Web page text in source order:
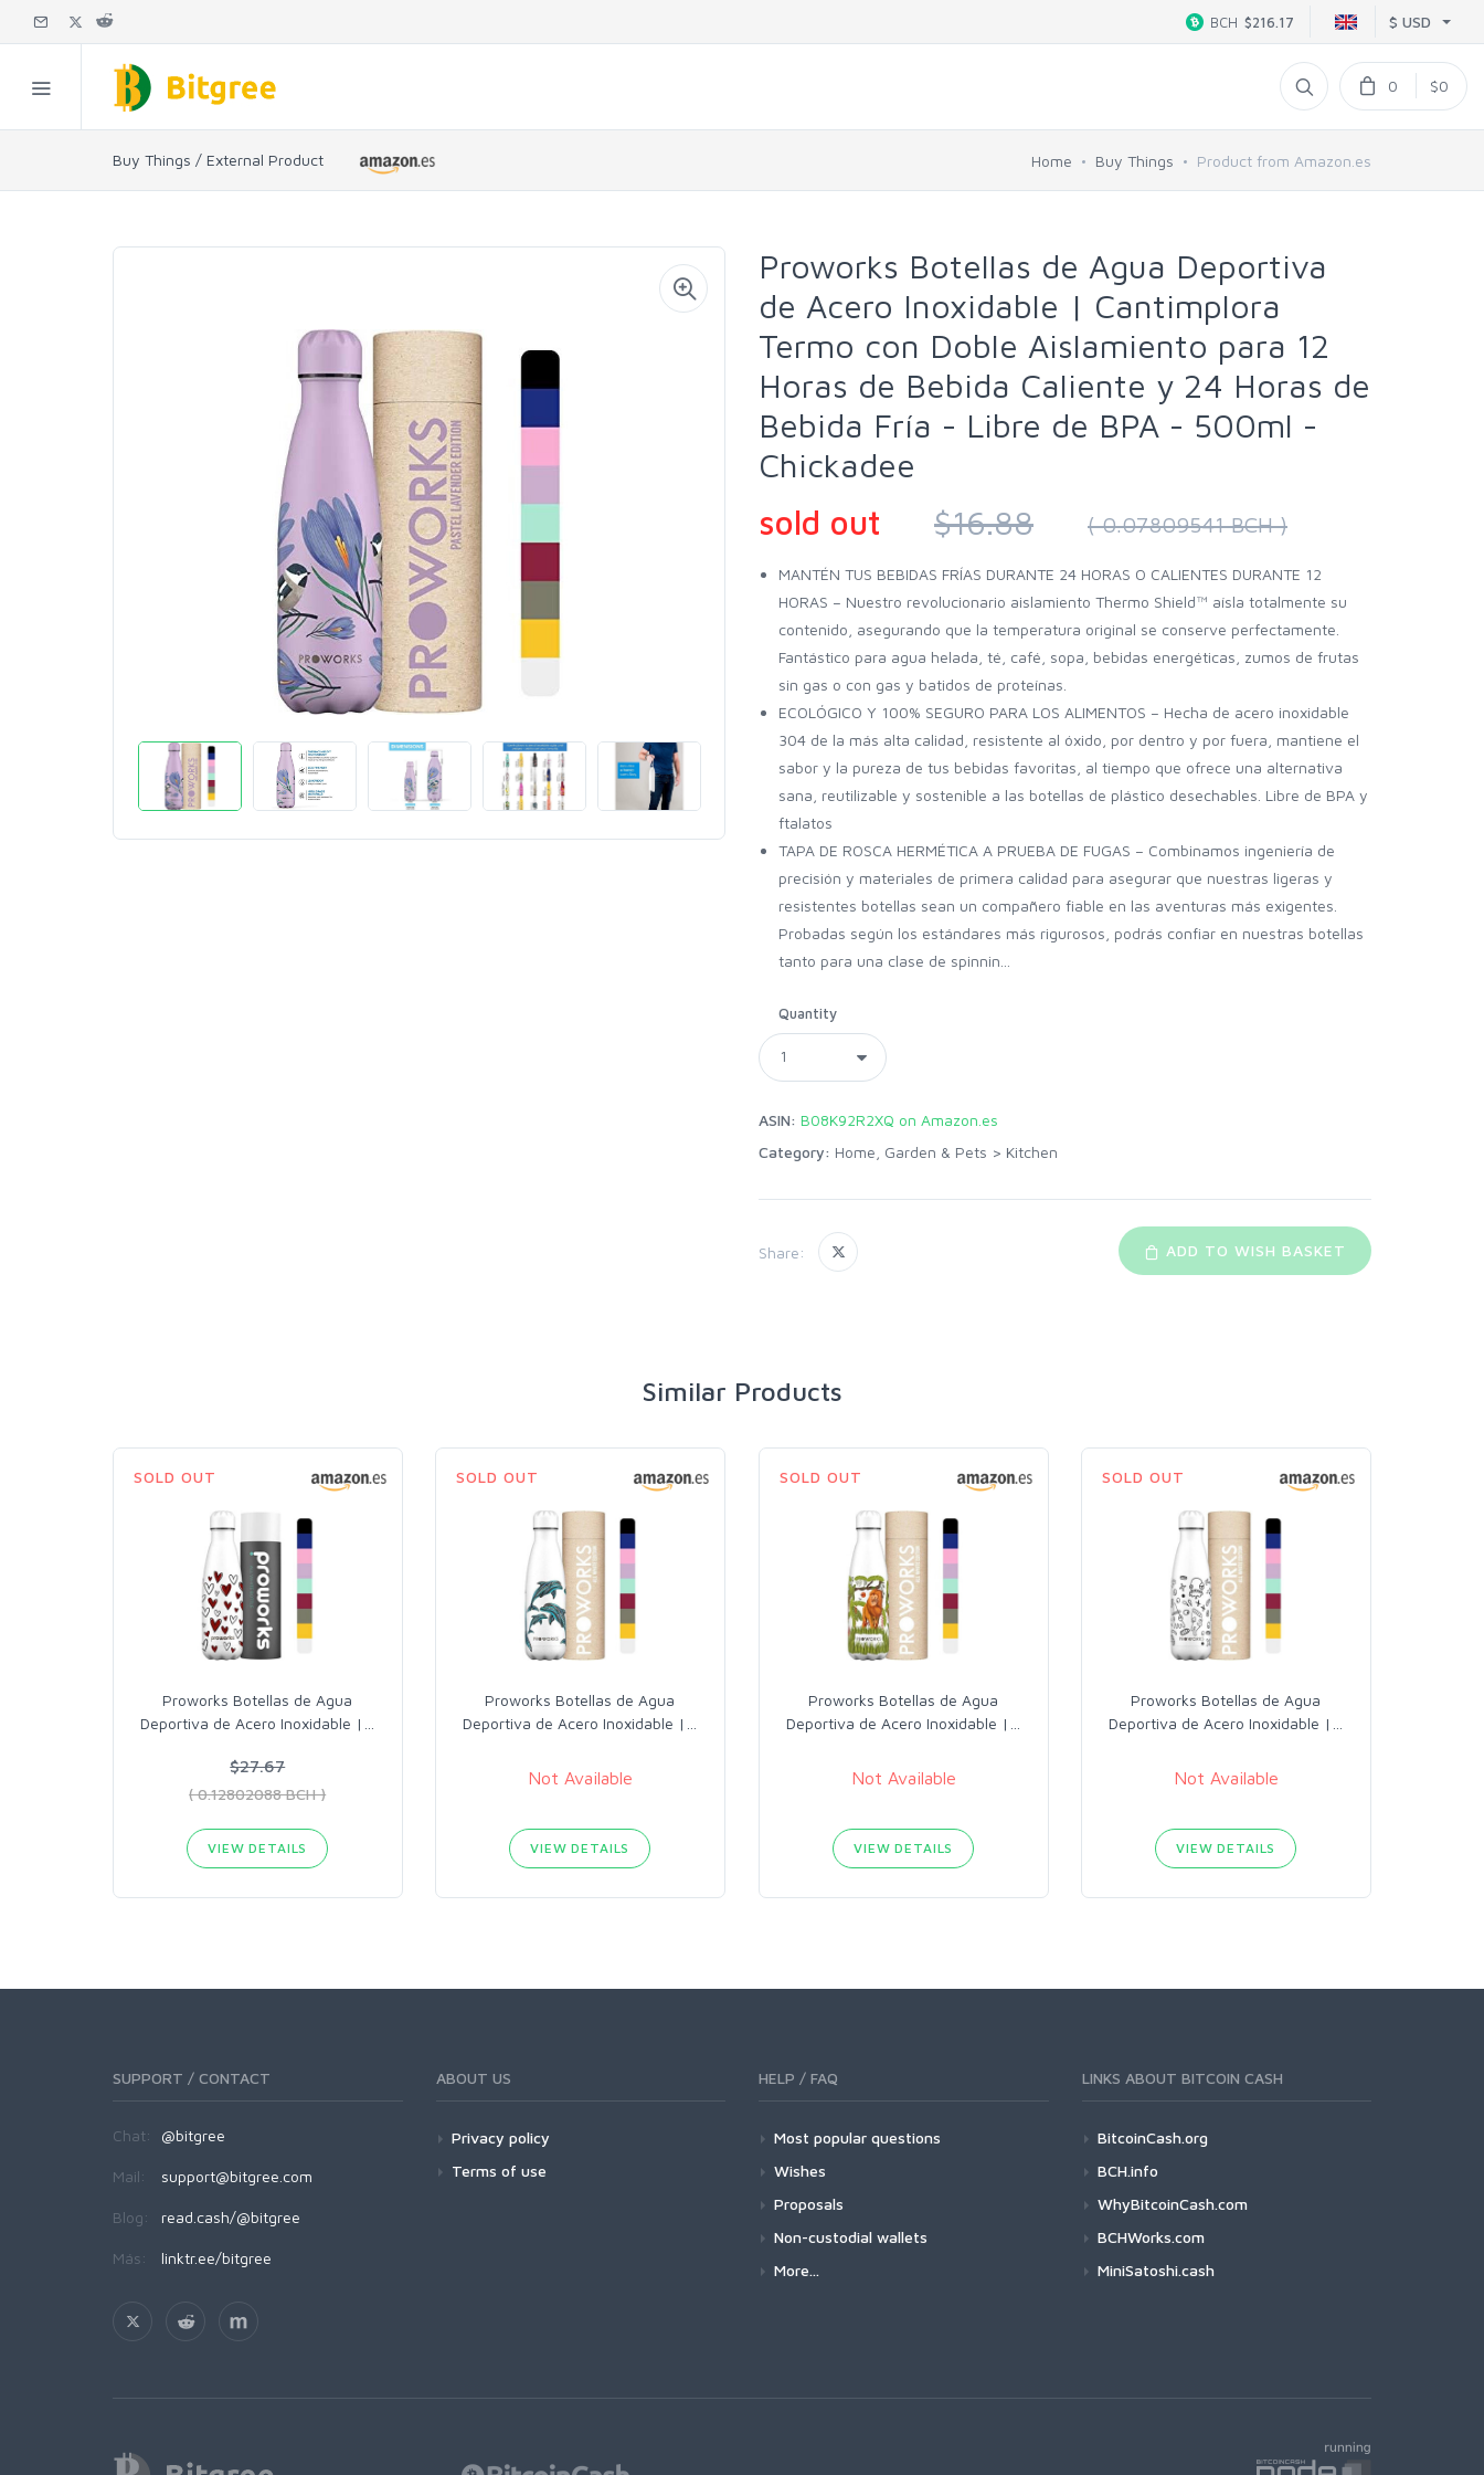
$ USD
BCH $216.17
0 $0
Buy Things / External Product Home Buy Things Product from Amazon.es
Proworks Botellas de Agua Deportiva
de Acero Inoxidable | Cantimplora
Termo con Doble Aislamiento para 12
Horas de Bebida Caliente y 24 Horas de
Bebida Fría - Libre de BPA - 500ml -
Chickadee
sold out
$16.88 ( 0.07809541 BCH )
MANTÉN TUS BEBIDAS FRÍAS DURANTE 24 HORAS O CALIENTES DURANTE 12
HORAS – Nuestro revolucionario aislamiento Thermo Shield™ aísla totalmente su
contenido, asegurando que la temperatura original se conserve perfectamente.
Fantástico para agua helada, té, café, sopa, bebidas energéticas, zumos de frutas
sin gas o con gas y batidos de proteínas.
ECOLÓGICO Y 100% SEGURO PARA LOS ALIMENTOS – Hecha de acero inoxidable
304 de la más alta calidad, resistente al óxido, por dentro y por fuera, mantiene el
sabor y la pureza de tus bebidas favoritas, al tiempo que ofrece una alternativa
sana, reutilizable y sostenible a las botellas de plástico desechables. Libre de BPA y
ftalatos
TAPA DE ROSCA HERMÉTICA A PRUEBA DE FUGAS – Combinamos ingeniería de
precisión y materiales de primera calidad para asegurar que nuestras ligeras y
resistentes botellas sean un compañero fiable en las aventuras más exigentes.
Probadas según los estándares más rigurosos, podrás confiar en nuestras botellas
tanto para una clase de spinnin...
Quantity
ASIN: B08K92R2XQ on Amazon.es
Category: Home, Garden & Pets > Kitchen
Share: ADD TO WISH BASKET
Similar Products
SOLD OUT
Proworks Botellas de Agua
Deportiva de Acero Inoxidable |
$27.67
( 0.12802088 BCH )
VIEW DETAILS
SOLD OUT
Proworks Botellas de Agua
Deportiva de Acero Inoxidable |
Not Available
VIEW DETAILS
SOLD OUT
Proworks Botellas de Agua
Deportiva de Acero Inoxidable |
Not Available
VIEW DETAILS
SOLD OUT
Proworks Botellas de Agua
Deportiva de Acero Inoxidable |
Not Available
VIEW DETAILS
SUPPORT / CONTACT
Chat: @bitgree
Mail: support@bitgree.com
Blog: read.cash/@bitgree
Más: linktr.ee/bitgree
ABOUT US
Privacy policy
Terms of use
HELP / FAQ
Most popular questions
Wishes
Proposals
Non-custodial wallets
More...
LINKS ABOUT BITCOIN CASH
BitcoinCash.org
BCH.info
WhyBitcoinCash.com
BCHWorks.com
MiniSatoshi.cash